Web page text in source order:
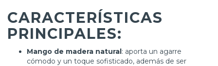
CARACTERÍSTICAS
PRINCIPALES:
Mango de madera natural: aporta un agarre
cómodo y un toque sofisticado, además de ser